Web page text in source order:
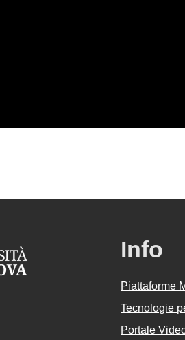
Info
Piattaforme
Tecnologie
Portale